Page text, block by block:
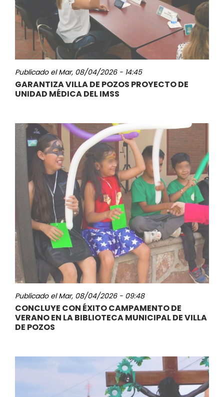
Publicado elMar, 08/04/2026 - 14:45
GARANTIZA VILLA DE POZOS PROYECTO DE
UNIDAD MÉDICA DEL IMSS
Publicado elMar, 08/04/2026 - 09:48
CONCLUYE CON ÉXITO CAMPAMENTO DE
VERANO EN LA BIBLIOTECA MUNICIPAL DE VILLA
DE POZOS